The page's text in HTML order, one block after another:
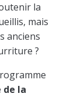
la
mais
anciens
?
la